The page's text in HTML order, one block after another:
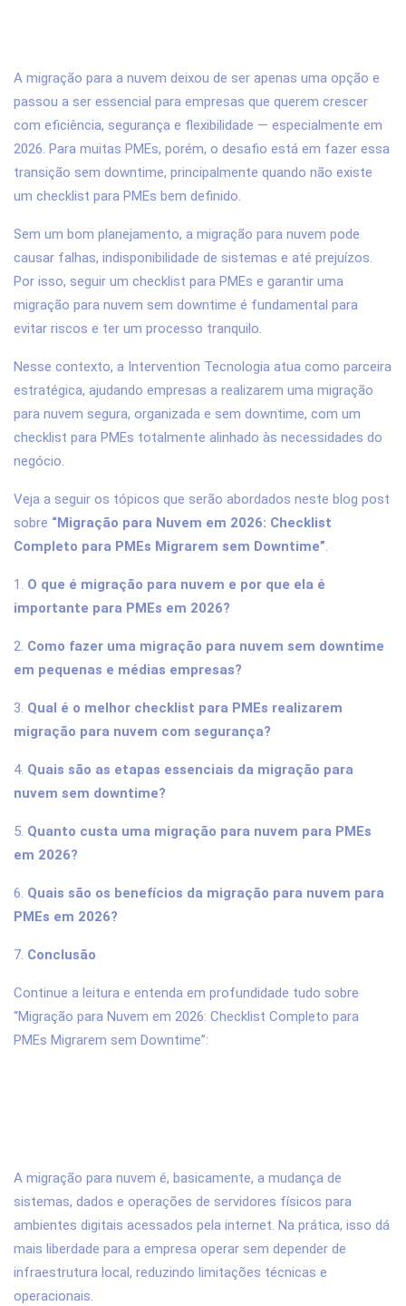
A migração para a nuvem deixou de ser apenas uma opção e
passou a ser essencial para empresas que querem crescer
com eficiência, segurança e flexibilidade — especialmente em
2026. Para muitas PMEs, porém, o desafio está em fazer essa
transição sem downtime, principalmente quando não existe
um checklist para PMEs bem definido.
Sem um bom planejamento, a migração para nuvem pode
causar falhas, indisponibilidade de sistemas e até prejuízos.
Por isso, seguir um checklist para PMEs e garantir uma
migração para nuvem sem downtime é fundamental para
evitar riscos e ter um processo tranquilo.
Nesse contexto, a Intervention Tecnologia atua como parceira
estratégica, ajudando empresas a realizarem uma migração
para nuvem segura, organizada e sem downtime, com um
checklist para PMEs totalmente alinhado às necessidades do
negócio.
Veja a seguir os tópicos que serão abordados neste blog post
sobre “Migração para Nuvem em 2026: Checklist
Completo para PMEs Migrarem sem Downtime”.
1. O que é migração para nuvem e por que ela é
importante para PMEs em 2026?
2. Como fazer uma migração para nuvem sem downtime
em pequenas e médias empresas?
3. Qual é o melhor checklist para PMEs realizarem
migração para nuvem com segurança?
4. Quais são as etapas essenciais da migração para
nuvem sem downtime?
5. Quanto custa uma migração para nuvem para PMEs
em 2026?
6. Quais são os benefícios da migração para nuvem para
PMEs em 2026?
7. Conclusão
Continue a leitura e entenda em profundidade tudo sobre
“Migração para Nuvem em 2026: Checklist Completo para
PMEs Migrarem sem Downtime”:
A migração para nuvem é, basicamente, a mudança de
sistemas, dados e operações de servidores físicos para
ambientes digitais acessados pela internet. Na prática, isso dá
mais liberdade para a empresa operar sem depender de
infraestrutura local, reduzindo limitações técnicas e
operacionais.